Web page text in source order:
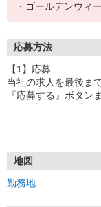
・ゴールデンウィ
応募方法
【1】応募
当社の求人を最後ま
『応募する』ボタン
ご回答をお願いしま
地図
勤務地